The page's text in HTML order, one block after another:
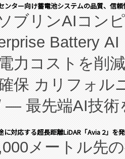
(FCCM™) プ
オ医薬品製造
バッチ施設の
ライチェーン
性が高く、持
用した現地生
費用負担を大
ンター向け蓄電池システムの品質、信
ブリンAIコン
Battery
力コストを削
保 カリフォル
— 最先端AI技術
アンド：本社
）と、エンタ
対応する超長距離LiDAR「Avia 2」を
メートル先